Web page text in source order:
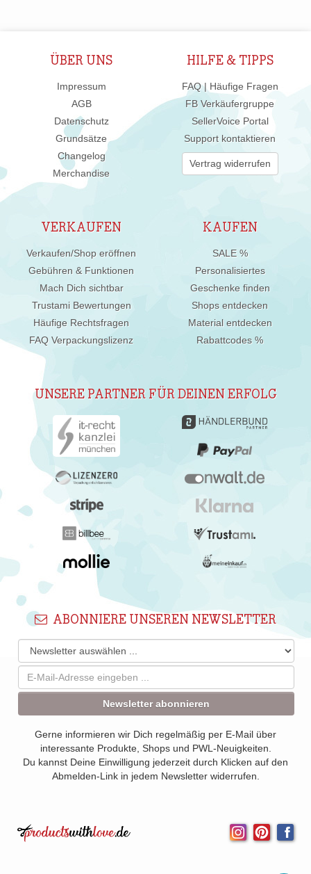
ÜBER UNS
Impressum
AGB
Datenschutz
Grundsätze
Changelog
Merchandise
HILFE & TIPPS
FAQ | Häufige Fragen
FB Verkäufergruppe
SellerVoice Portal
Support kontaktieren
Vertrag widerrufen
VERKAUFEN
Verkaufen/Shop eröffnen
Gebühren & Funktionen
Mach Dich sichtbar
Trustami Bewertungen
Häufige Rechtsfragen
FAQ Verpackungslizenz
KAUFEN
SALE %
Personalisiertes
Geschenke finden
Shops entdecken
Material entdecken
Rabattcodes %
UNSERE PARTNER FÜR DEINEN ERFOLG
ABONNIERE UNSEREN NEWSLETTER
Newsletter abonnieren
Gerne informieren wir Dich regelmäßig per E-Mail über
interessante Produkte, Shops und PWL-Neuigkeiten.
Du kannst Deine Einwilligung jederzeit durch Klicken auf den
Abmelden-Link in jedem Newsletter widerrufen.